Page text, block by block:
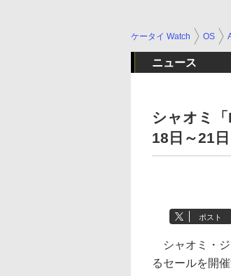
ケータイ Watch OS
ニュース
シャオミ
18日～21日
ポスト
シャオミ・ジ
るセールを開